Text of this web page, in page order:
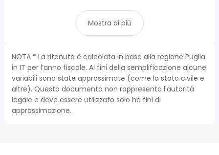
Mostra di più
NOTA * La ritenuta è calcolata in base alla regione Puglia
in IT per l’anno fiscale. Ai fini della semplificazione alcune
variabili sono state approssimate (come lo stato civile e
altre). Questo documento non rappresenta l'autorità
legale e deve essere utilizzato solo ha fini di
approssimazione.